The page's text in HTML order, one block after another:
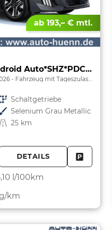
ab 193,– € mtl.
Allure Turbo 100 PS Android Auto*SHZ*PDC v/h*Klimaauto*Tempomat*
Fahrzeug mit Tageszulassung
Getriebe Schaltgetriebe
Außenfarbe Selenium Grau Metallic
Kilometerstand 25 km
DETAILS
l/100km
km